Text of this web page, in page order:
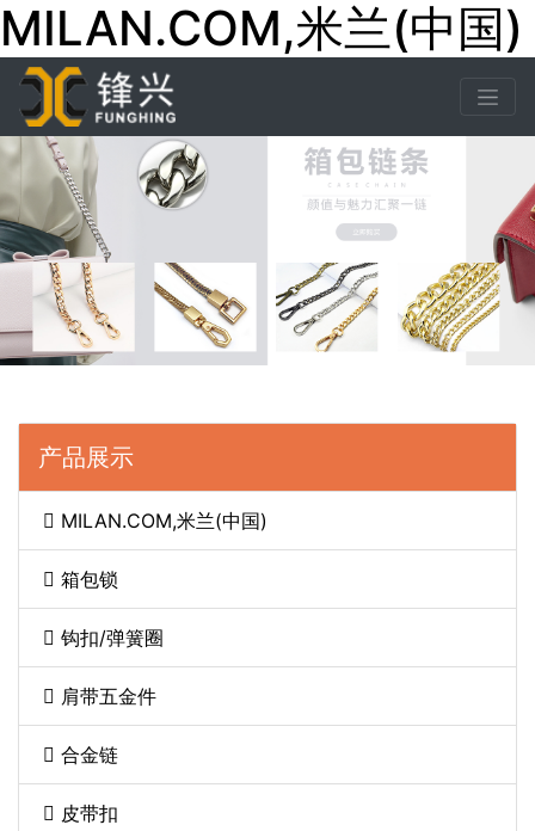
MILAN.COM,米兰(中国)
产品展示
MILAN.COM,米兰(中国)
箱包锁
钩扣/弹簧圈
肩带五金件
合金链
皮带扣